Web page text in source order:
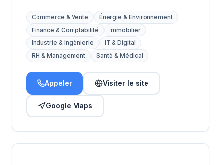
Commerce & Vente
Énergie & Environnement
Finance & Comptabilité
Immobilier
Industrie & Ingénierie
IT & Digital
RH & Management
Santé & Médical
Appeler Visiter le site
Google Maps